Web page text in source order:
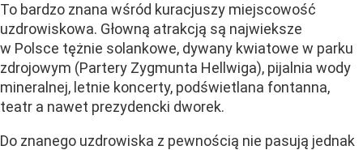
To bardzo znana wśród kuracjuszy miejscowość
uzdrowiskowa. Głowną atrakcją są najwieksze
w Polsce tężnie solankowe, dywany kwiatowe w parku
zdrojowym (Partery Zygmunta Hellwiga), pijalnia wody
mineralnej, letnie koncerty, podświetlana fontanna,
teatr a nawet prezydencki dworek.
Do znanego uzdrowiska z pewnością nie pasują jednak